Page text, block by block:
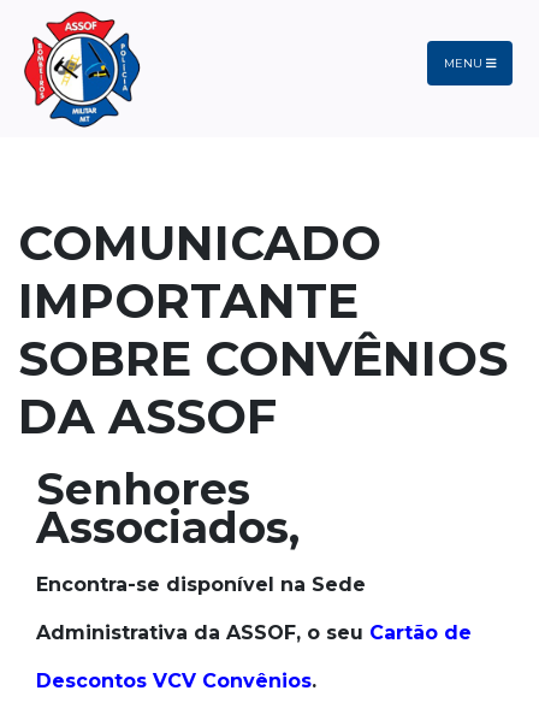
MENU
COMUNICADO
IMPORTANTE
SOBRE CONVÊNIOS
DA ASSOF
Senhores
Associados,
Encontra-se disponível na Sede
Administrativa da ASSOF, o seu Cartão de
Descontos VCV Convênios.